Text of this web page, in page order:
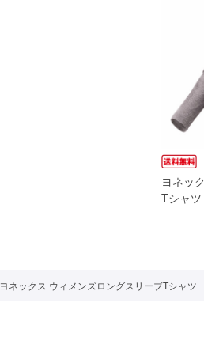
ヨネッ
Tシャ
ヨネックス ウィメンズロングスリーブTシャ